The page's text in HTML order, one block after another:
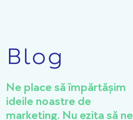
Blog
Ne place să împărtășim
ideile noastre de
marketing. Nu ezita să ne